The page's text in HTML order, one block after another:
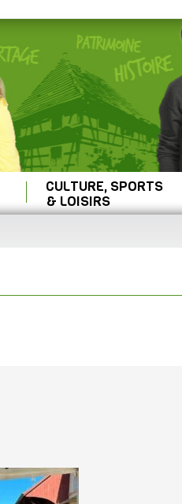
CULTURE, SPORTS
& LOISIRS